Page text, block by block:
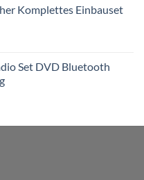
Komplettes Einbauset
Set DVD Bluetooth